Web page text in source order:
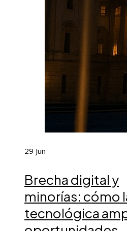
29 Jun
Brecha digital y
minorías: cómo
tecnológica